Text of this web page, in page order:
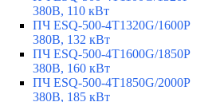
380В, 110 кВт
ПЧ ESQ-500-4T1320G/1600P
380В, 132 кВт
ПЧ ESQ-500-4T1600G/1850P
380В, 160 кВт
ПЧ ESQ-500-4T1850G/2000P
380В, 185 кВт